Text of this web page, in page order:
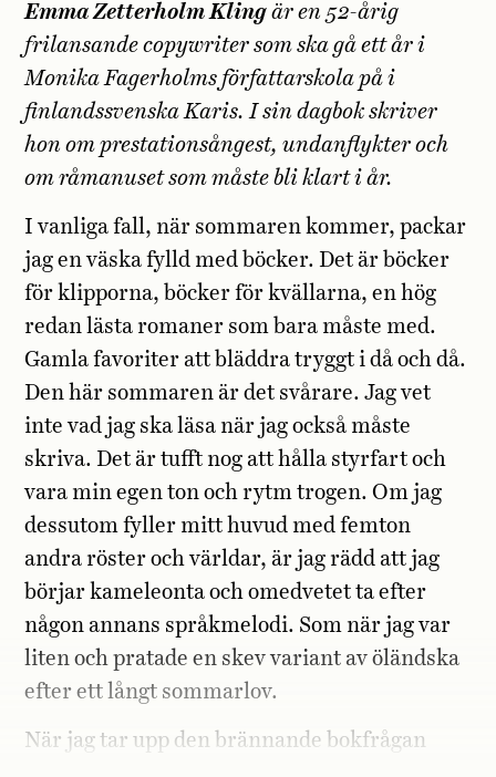
Emma Zetterholm Kling är en 52-årig
frilansande copywriter som ska gå ett år i
Monika Fagerholms författarskola på i
finlandssvenska Karis. I sin dagbok skriver
hon om prestationsångest, undanflykter och
om råmanuset som måste bli klart i år.
I vanliga fall, när sommaren kommer, packar
jag en väska fylld med böcker. Det är böcker
för klipporna, böcker för kvällarna, en hög
redan lästa romaner som bara måste med.
Gamla favoriter att bläddra tryggt i då och då.
Den här sommaren är det svårare. Jag vet
inte vad jag ska läsa när jag också måste
skriva. Det är tufft nog att hålla styrfart och
vara min egen ton och rytm trogen. Om jag
dessutom fyller mitt huvud med femton
andra röster och världar, är jag rädd att jag
börjar kameleonta och omedvetet ta efter
någon annans språkmelodi. Som när jag var
liten och pratade en skev variant av öländska
efter ett långt sommarlov.
När jag tar upp den brännande bokfrågan